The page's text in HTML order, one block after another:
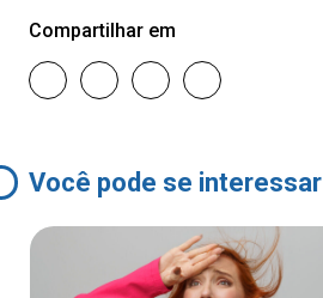
Compartilhar em
Você pode se interessar